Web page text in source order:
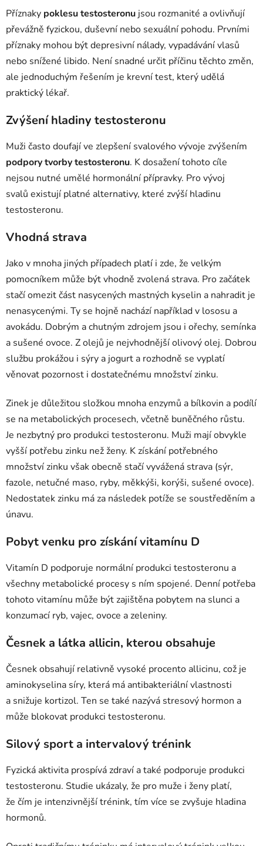
Příznaky poklesu testosteronu jsou rozmanité a ovlivňují
převážně fyzickou, duševní nebo sexuální pohodu. Prvními
příznaky mohou být depresivní nálady, vypadávání vlasů
nebo snížené libido. Není snadné určit příčinu těchto změn,
ale jednoduchým řešením je krevní test, který udělá
praktický lékař.
Zvýšení hladiny testosteronu
Muži často doufají ve zlepšení svalového vývoje zvýšením
podpory tvorby testosteronu. K dosažení tohoto cíle
nejsou nutné umělé hormonální přípravky. Pro vývoj
svalů existují platné alternativy, které zvýší hladinu
testosteronu.
Vhodná strava
Jako v mnoha jiných případech platí i zde, že velkým
pomocníkem může být vhodně zvolená strava. Pro začátek
stačí omezit část nasycených mastných kyselin a nahradit je
nenasycenými. Ty se hojně nachází například v lososu a
avokádu. Dobrým a chutným zdrojem jsou i ořechy, semínka
a sušené ovoce. Z olejů je nejvhodnější olivový olej. Dobrou
službu prokážou i sýry a jogurt a rozhodně se vyplatí
věnovat pozornost i dostatečnému množství zinku.
Zinek je důležitou složkou mnoha enzymů a bílkovin a podílí
se na metabolických procesech, včetně buněčného růstu.
Je nezbytný pro produkci testosteronu. Muži mají obvykle
vyšší potřebu zinku než ženy. K získání potřebného
množství zinku však obecně stačí vyvážená strava (sýr,
fazole, netučné maso, ryby, měkkýši, korýši, sušené ovoce).
Nedostatek zinku má za následek potíže se soustředěním a
únavu.
Pobyt venku pro získání vitamínu D
Vitamín D podporuje normální produkci testosteronu a
všechny metabolické procesy s ním spojené. Denní potřeba
tohoto vitamínu může být zajištěna pobytem na slunci a
konzumací ryb, vajec, ovoce a zeleniny.
Česnek a látka allicin, kterou obsahuje
Česnek obsahují relativně vysoké procento allicinu, což je
aminokyselina síry, která má antibakteriální vlastnosti
a snižuje kortizol. Ten se také nazývá stresový hormon a
může blokovat produkci testosteronu.
Silový sport a intervalový trénink
Fyzická aktivita prospívá zdraví a také podporuje produkci
testosteronu. Studie ukázaly, že pro muže i ženy platí,
že čím je intenzivnější trénink, tím více se zvyšuje hladina
hormonů.